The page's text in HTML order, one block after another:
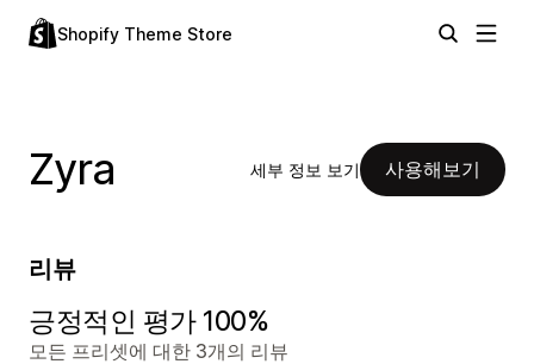
Shopify Theme Store
Zyra 세부 정보 보기 사용해보기
리뷰
긍정적인 평가 100%
모든 프리셋에 대한 3개의 리뷰